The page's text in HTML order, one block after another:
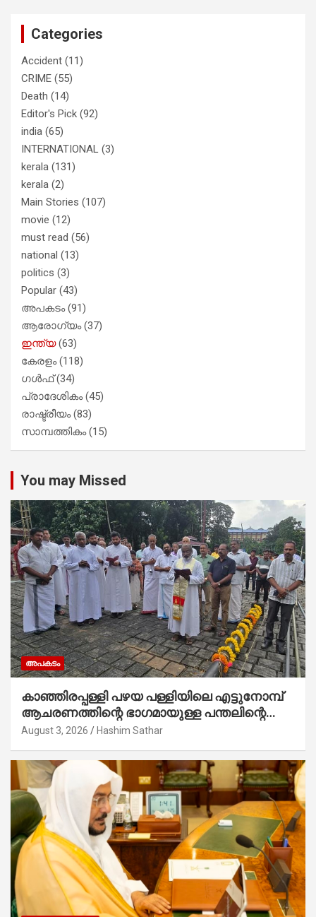
Categories
Accident (11)
CRIME (55)
Death (14)
Editor's Pick (92)
india (65)
INTERNATIONAL (3)
kerala (131)
kerala (2)
Main Stories (107)
movie (12)
must read (56)
national (13)
politics (3)
Popular (43)
അപകടം(91)
ആരോഗ്യം(37)
ഇന്ത്യ(63)
കേരളം(118)
ഗൾഫ്(34)
പ്രാദേശികം(45)
രാഷ്ട്രീയം(83)
സാമ്പത്തികം(15)
You may Missed
അപകടം
കാഞ്ഞിരപ്പള്ളി പഴയ പള്ളിയിലെ എട്ടുനോമ്പ്
ആചരണത്തിന്റെ ഭാഗമായുള്ള പന്തലിന്റെ
കാൽനാട്ട് കർമ്മം ആർച്ച് പ്രീസ്റ്റ് വെരി.
August 3, 2026 Hashim Sathar